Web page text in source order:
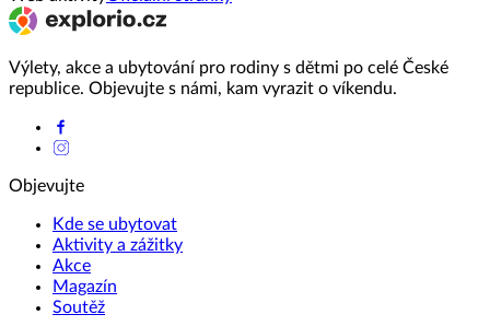
Výlety, akce a ubytování pro rodiny s dětmi po celé České
republice. Objevujte s námi, kam vyrazit o víkendu.
Objevujte
Kde se ubytovat
Aktivity a zážitky
Akce
Magazín
Soutěž